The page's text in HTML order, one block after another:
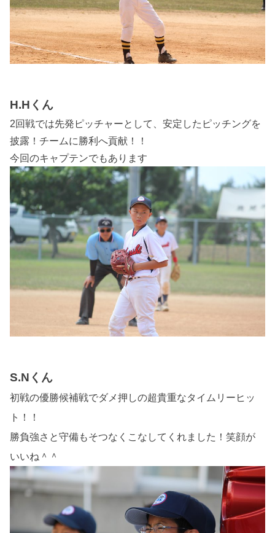
H.Hくん
2回戦では先発ピッチャーとして、安定したピッチングを
披露！チームに勝利へ貢献！！
今回のキャプテンでもあります
S.Nくん
初戦の優勝候補戦でダメ押しの超貴重なタイムリーヒッ
ト！！
勝負強さと守備もそつなくこなしてくれました！笑顔が
いいね＾＾